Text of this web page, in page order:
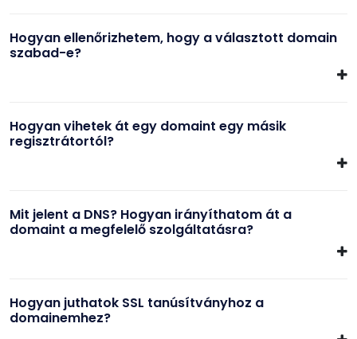
Hogyan ellenőrizhetem, hogy a választott domain
szabad-e?
Hogyan vihetek át egy domaint egy másik
regisztrátortól?
Mit jelent a DNS? Hogyan irányíthatom át a
domaint a megfelelő szolgáltatásra?
Hogyan juthatok SSL tanúsítványhoz a
domainemhez?